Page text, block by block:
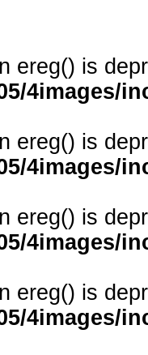
ereg() is
4images/
ereg() is
4images/
ereg() is
4images/
ereg() is
4images/